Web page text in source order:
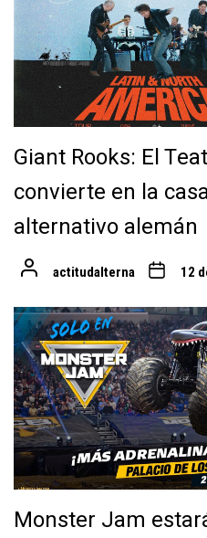
Giant Rooks: El
convierte en la
alternativo alemán
actitudalterna 12
Monster Jam